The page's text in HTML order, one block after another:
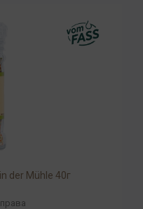
der Mühle 40г